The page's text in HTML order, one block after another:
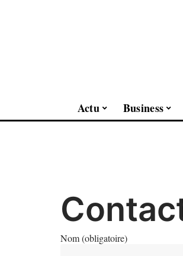
Actu Business
Nom (obligatoire)